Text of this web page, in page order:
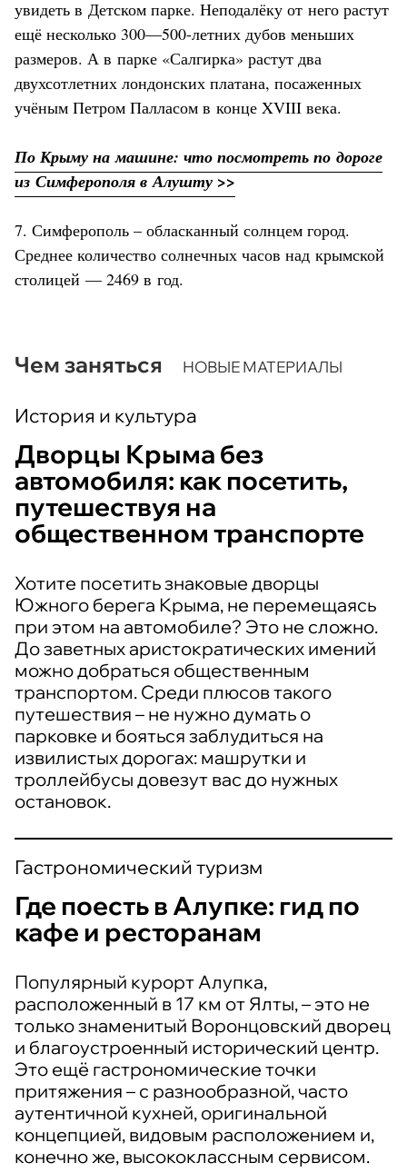
увидеть в Детском парке. Неподалёку от него растут
ещё несколько 300—500-летних дубов меньших
размеров. А в парке «Салгирка» растут два
двухсотлетних лондонских платана, посаженных
учёным Петром Палласом в конце XVIII века.
По Крыму на машине: что посмотреть по дороге
из Симферополя в Алушту >>
7. Симферополь – обласканный солнцем город.
Среднее количество солнечных часов над крымской
столицей — 2469 в год.
Чем заняться НОВЫЕ МАТЕРИАЛЫ
История и культура
Дворцы Крыма без
автомобиля: как посетить,
путешествуя на
общественном транспорте
Хотите посетить знаковые дворцы
Южного берега Крыма, не перемещаясь
при этом на автомобиле? Это не сложно.
До заветных аристократических имений
можно добраться общественным
транспортом. Среди плюсов такого
путешествия – не нужно думать о
парковке и бояться заблудиться на
извилистых дорогах: машрутки и
троллейбусы довезут вас до нужных
остановок.
Гастрономический туризм
Где поесть в Алупке: гид по
кафе и ресторанам
Популярный курорт Алупка,
расположенный в 17 км от Ялты, – это не
только знаменитый Воронцовский дворец
и благоустроенный исторический центр.
Это ещё гастрономические точки
притяжения – с разнообразной, часто
аутентичной кухней, оригинальной
концепцией, видовым расположением и,
конечно же, высококлассным сервисом.